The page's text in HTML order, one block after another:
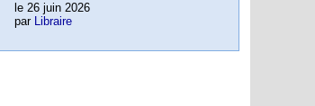
le 26 juin 2026
par Libraire